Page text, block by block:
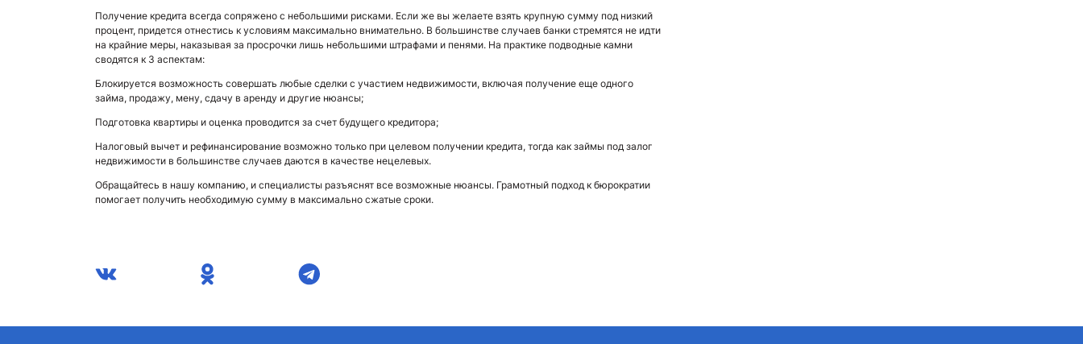
Получение кредита всегда сопряжено с небольшими рисками. Если же вы желаете взять крупную сумму под низкий
процент, придется отнестись к условиям максимально внимательно. В большинстве случаев банки стремятся не идти
на крайние меры, наказывая за просрочки лишь небольшими штрафами и пенями. На практике подводные камни
сводятся к 3 аспектам:
Блокируется возможность совершать любые сделки с участием недвижимости, включая получение еще одного
займа, продажу, мену, сдачу в аренду и другие нюансы;
Подготовка квартиры и оценка проводится за счет будущего кредитора;
Налоговый вычет и рефинансирование возможно только при целевом получении кредита, тогда как займы под залог
недвижимости в большинстве случаев даются в качестве нецелевых.
Обращайтесь в нашу компанию, и специалисты разъяснят все возможные нюансы. Грамотный подход к бюрократии
помогает получить необходимую сумму в максимально сжатые сроки.